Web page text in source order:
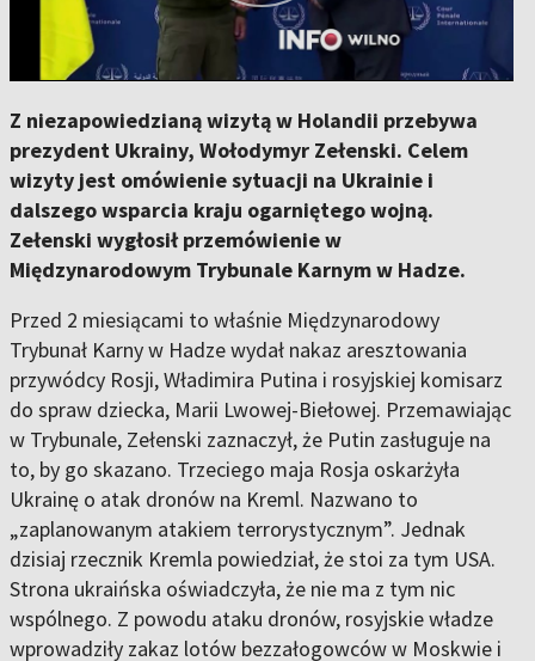
Z niezapowiedzianą wizytą w Holandii przebywa
prezydent Ukrainy, Wołodymyr Zełenski. Celem
wizyty jest omówienie sytuacji na Ukrainie i
dalszego wsparcia kraju ogarniętego wojną.
Zełenski wygłosił przemówienie w
Międzynarodowym Trybunale Karnym w Hadze.
Przed 2 miesiącami to właśnie Międzynarodowy
Trybunał Karny w Hadze wydał nakaz aresztowania
przywódcy Rosji, Władimira Putina i rosyjskiej komisarz
do spraw dziecka, Marii Lwowej-Biełowej. Przemawiając
w Trybunale, Zełenski zaznaczył, że Putin zasługuje na
to, by go skazano. Trzeciego maja Rosja oskarżyła
Ukrainę o atak dronów na Kreml. Nazwano to
„zaplanowanym atakiem terrorystycznym”. Jednak
dzisiaj rzecznik Kremla powiedział, że stoi za tym USA.
Strona ukraińska oświadczyła, że nie ma z tym nic
wspólnego. Z powodu ataku dronów, rosyjskie władze
wprowadziły zakaz lotów bezzałogowców w Moskwie i